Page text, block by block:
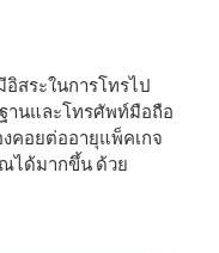
สระในการโทรไป
านและโทรศัพท์มือถือ
คอยต่ออายุแพ็คเกจ
ได้มากขึ้น ด้วย